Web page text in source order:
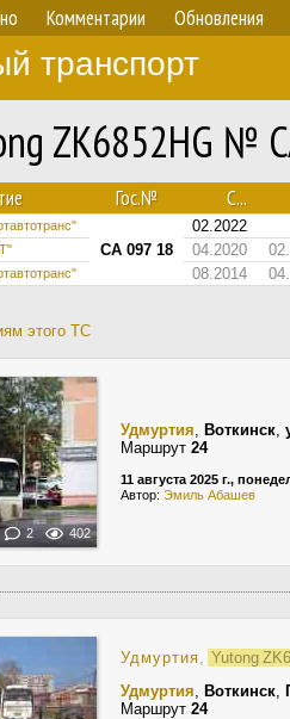
Комментарии Обновления
транспорт
ZK6852HG №
Гос.№ С...
СА 097 18
02.2022
04.2020
08.2014
этого ТС
2 402
Удмуртия, Воткинск,
Маршрут 24
11 августа 2025 г.,
Автор: Эмиль Абашев
Удмуртия, Yutong
Удмуртия, Воткинск,
Маршрут 24